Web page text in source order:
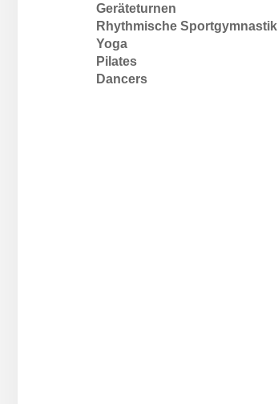
Ge­räte­turn­en
Rhyth­mi­sche Sport­gym­nast­ik
Yoga
Pilates
Dancers